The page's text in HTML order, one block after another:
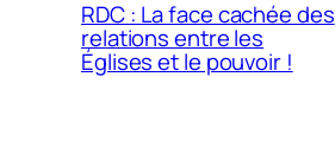
RDC : La face cachée des
relations entre les
Églises et le pouvoir !